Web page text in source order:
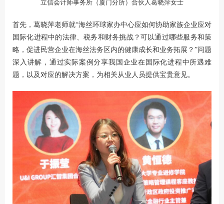
立信会计师事务所（厦门分所）合伙人葛晓萍女士
首先，葛晓萍老师就“海丝环球家办中心应如何协助家族企业应对
国际化进程中的法律、税务和财务挑战？可以通过哪些服务和策
略，促进民营企业在海丝法务区内的健康成长和业务拓展？”问题
深入讲解，通过实际案例分享我国企业在国际化进程中所遇难
题，以及对应的解决方案，为相关从业人员提供宝贵意见。